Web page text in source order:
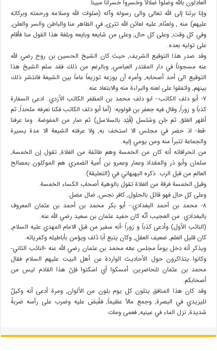
العادلون بالله وضلوا ضلالاً وخسروا خسراناً مبيناً.
وإنا برئنا إلى الله تعالى والى رسوله وآله (صلوات الله وسلامه ورحمته وبركاته
عليهم) منه , ولعنّاه, عليه لعائن الله تترى, في الظاهر منا والباطن والسر والعلن,
وفي كل وقت, وعلى كل حال, وعلى من شايعه وبايعه وبلغة هذا القول منا فأقام
على توليه بعده.
وقد صدر هذا التوقيع الشريف, حيث كان الشيخ الحسين بن روح رضي الله
عنه مسجوناً في دار المقتدر العباسي, وبالرغم من ذلك فقد سلم الشيخ هذا
التوقيع الى أحد أصحابه, وأمره أن يوزعه توزيعاً عاماً بين الشيعة فانتشر ذلك
بينهم, واتفقوا على لعنه والبراءة منه والابتعاد عنه.
٧- أبو دلف الكاتب:- ابو دلف محمد بن المظفر الكاتب الأزدي. ادعى السفارة
كذباً و زوراً, وقال فيه جعفر بن قولويه: (أما أبو دلف الكاتب فكنا نعرفه ملحداً, ثم
أظهر الغلوّ, ثم جُن وسُلسل (قُيّد بالسلاسل) ثم صار من المفوضة. وما عرفنا
-قط- اذ حضر في مجلس الا استخف به, ولا عرفته الشيعة الا مدة يسيرة
والجماعة تتبرأ منه ومن يومي إليه.
من انحرافاته أنه كان من الخمسة وهم طائفة من الغلاة, تقول إن الخمسة,
سلمان وأبو ذر والمقداد وعمار وعمرو بن أُمية الضمري هم الموكلون بمصالح
العالم من قبل الرب. ذكره البهبهاني في (التعليقة).
وقيل الخمسة فرقة من الغلاة تقول بالوهية أصحاب الكساء الخمسة.
وعلى كل حال فهو قائل بالحلول, كافر نجس, ضال مضل.
٨- محمد بن أحمد البغدادي:- أبو بكر محمد بن أحمد بن عثمان المعروف
بالبغدادي. من العجيب أنّه كان حفيد عثمان بن سعيد رضي الله عنه.
(النائب الأول) وأدعى كذباً و زوراً -أنه سفير من قبل الامام المهدي عليه السلام,
كان قليل العلم, ضعيف العقل, وكان يتبع أبا دُلف ويؤمن بأباطيله وكفرياته.
ويذكر أنه دخل يوماً مجلس عمّه محمد بن عثمان رضي الله عنه -النائب الثاني-
وكانوا يتذاكرون حول الأحاديث الواردة عن أهل البيت عليهم السلام فقال
محمد بن عثمان للحاضرين: أمسكوا أي اسكتوا فإنّ هذا القادم ليس من
أصحابكم.
وقد كان هذا المنافق يتلون كل يوم بلون من الألوان, ومرة أدعى أنه وكيلٌ
لليزيدي في البصرة, وجمع مالاً عظيماً, فقُبضَ عليه وضرب على رأسه ضربةً
شديدة, نزل الماء في عينيه, فعمى ومات.